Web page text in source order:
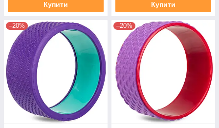
Купити Купити
–20% –20%